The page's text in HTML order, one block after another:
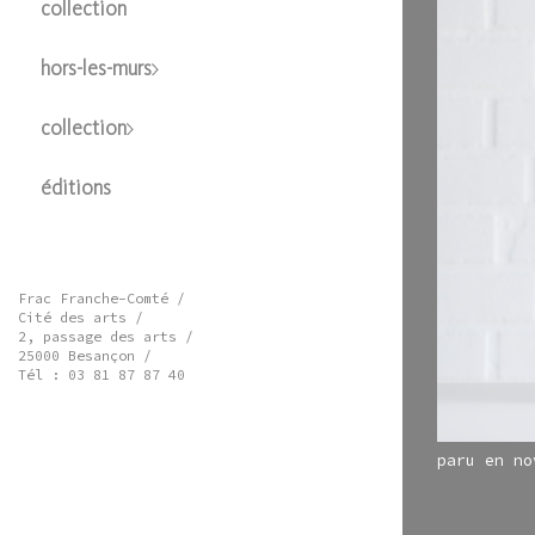
collection
hors-les-murs
collection
éditions
Frac Franche-Comté /
Cité des arts /
2, passage des arts /
25000 Besançon /
Tél : 03 81 87 87 40
paru en